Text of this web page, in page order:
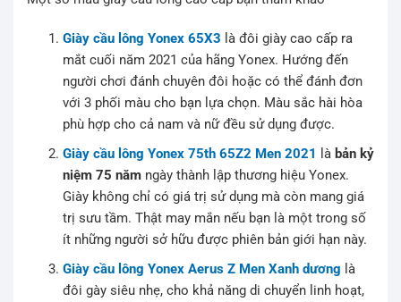
Giày cầu lông Yonex 65X3 là đôi giày cao cấp ra
mắt cuối năm 2021 của hãng Yonex. Hướng đến
người chơi đánh chuyên đôi hoặc có thể đánh đơn
với 3 phối màu cho bạn lựa chọn. Màu sắc hài hòa
phù hợp cho cả nam và nữ đều sử dụng được.
Giày cầu lông Yonex 75th 65Z2 Men 2021
là bản kỷ
niệm 75 nămngày thành lập thương hiệu Yonex.
Giày không chỉ có giá trị sử dụng mà còn mang giá
trị sưu tầm. Thật may mắn nếu bạn là một trong số
ít những người sở hữu được phiên bản giới hạn này.
Giày cầu lông Yonex Aerus Z Men Xanh dương là
đôi gày siêu nhẹ, cho khả năng di chuyển linh hoạt,